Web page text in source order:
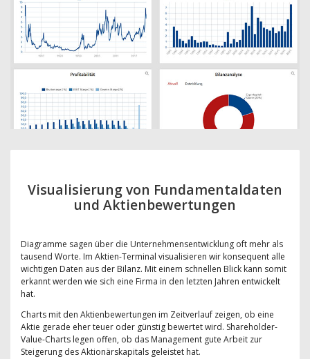
Visualisierung von Fundamentaldaten
und Aktienbewertungen
Diagramme sagen über die Unternehmensentwicklung oft mehr als
tausend Worte. Im Aktien-Terminal visualisieren wir konsequent alle
wichtigen Daten aus der Bilanz. Mit einem schnellen Blick kann somit
erkannt werden wie sich eine Firma in den letzten Jahren entwickelt
hat.
Charts mit den Aktienbewertungen im Zeitverlauf zeigen, ob eine
Aktie gerade eher teuer oder günstig bewertet wird. Shareholder-
Value-Charts legen offen, ob das Management gute Arbeit zur
Steigerung des Aktionärskapitals geleistet hat.